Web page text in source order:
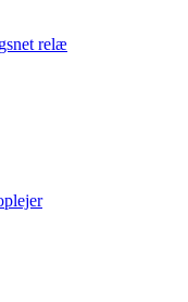
relæ